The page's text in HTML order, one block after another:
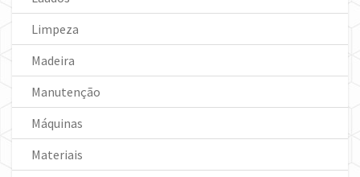
Limpeza
Madeira
Manutenção
Máquinas
Materiais